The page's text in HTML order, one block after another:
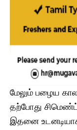
மேலும் பழைய
தற்போது சிமெண்ட்
இதனை